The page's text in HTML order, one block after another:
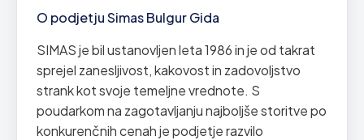
O podjetju Simas Bulgur Gida
SIMAS je bil ustanovljen leta 1986 in je od takrat
sprejel zanesljivost, kakovost in zadovoljstvo
strank kot svoje temeljne vrednote. S
poudarkom na zagotavljanju najboljše storitve po
konkurenčnih cenah je podjetje razvilo